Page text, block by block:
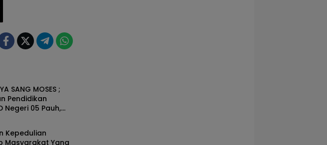
SANG MOSES ;
Pendidikan
Negeri 05 Pauh,
Pauh , Lubuk
Kepedulian
Masyarakat Yang